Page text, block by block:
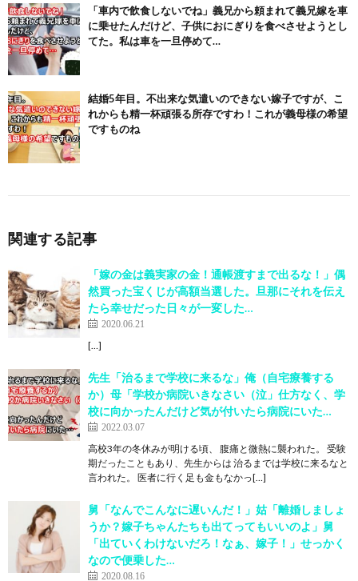
「車内で飲食しないでね」義兄から頼まれて義兄嫁を車
に乗せたんだけど、子供におにぎりを食べさせようとし
てた。私は車を一旦停めて…
結婚5年目。不出来な気遣いのできない嫁子ですが、こ
れからも精一杯頑張る所存ですわ！これが義母様の希望
ですものね
関連する記事
「嫁の金は義実家の金！通帳渡すまで出るな！」偶
然買った宝くじが高額当選した。旦那にそれを伝え
たら幸せだった日々が一変した…
2020.06.21
[…]
先生「治るまで学校に来るな」俺（自宅療養する
か）母「学校か病院いきなさい（泣」仕方なく、学
校に向かったんだけど気が付いたら病院にいた…
2022.03.07
高校3年の冬休みが明ける頃、 腹痛と微熱に襲われた。 受験
期だったこともあり、先生からは 治るまでは学校に来るなと
言われた。 医者に行く足も金もなかっ[…]
舅「なんでこんなに遅いんだ！」姑「離婚しましょ
うか？嫁子ちゃんたちも出てってもいいのよ」舅
「出ていくわけないだろ！なぁ、嫁子！」せっかく
なので便乗した…
2020.08.16